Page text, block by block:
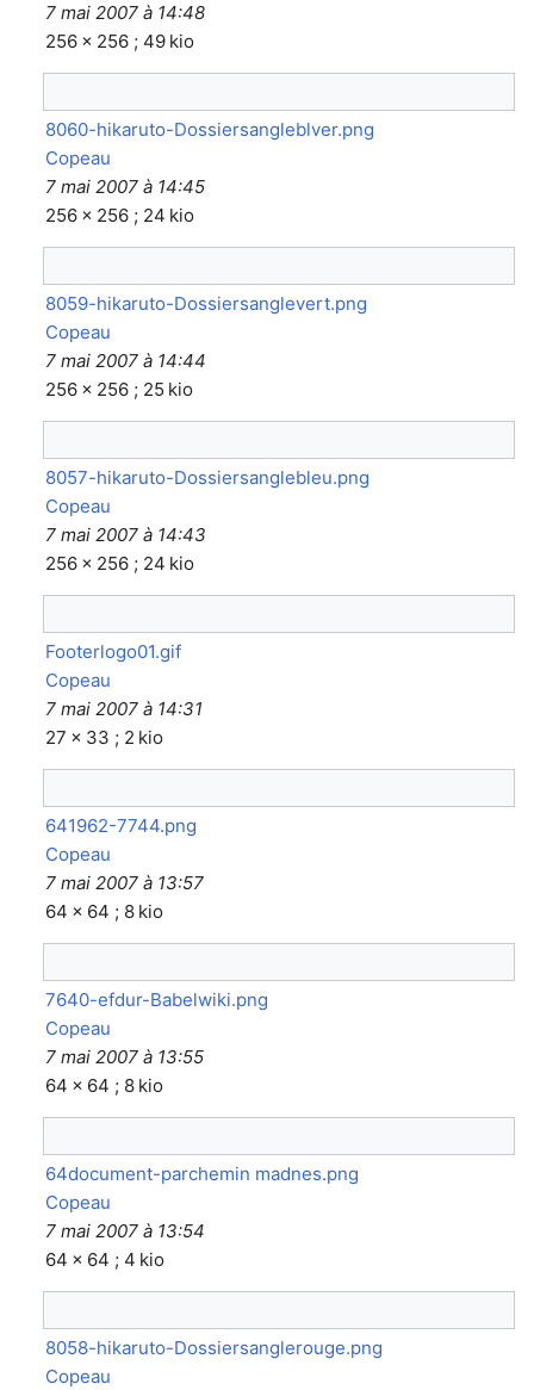
7 mai 2007 à 14:48
256 × 256 ; 49 kio
8060-hikaruto-Dossiersangleblver.png
Copeau
7 mai 2007 à 14:45
256 × 256 ; 24 kio
8059-hikaruto-Dossiersanglevert.png
Copeau
7 mai 2007 à 14:44
256 × 256 ; 25 kio
8057-hikaruto-Dossiersanglebleu.png
Copeau
7 mai 2007 à 14:43
256 × 256 ; 24 kio
Footerlogo01.gif
Copeau
7 mai 2007 à 14:31
27 × 33 ; 2 kio
641962-7744.png
Copeau
7 mai 2007 à 13:57
64 × 64 ; 8 kio
7640-efdur-Babelwiki.png
Copeau
7 mai 2007 à 13:55
64 × 64 ; 8 kio
64document-parchemin madnes.png
Copeau
7 mai 2007 à 13:54
64 × 64 ; 4 kio
8058-hikaruto-Dossiersanglerouge.png
Copeau